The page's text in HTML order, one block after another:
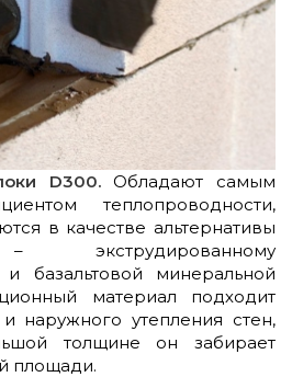
D300.Обладают самым
теплопроводности,
в качестве альтернативы
экструдированному
и базальтовой минеральной
материал подходит
наружного утепления стен,
толщине он забирает
площади.